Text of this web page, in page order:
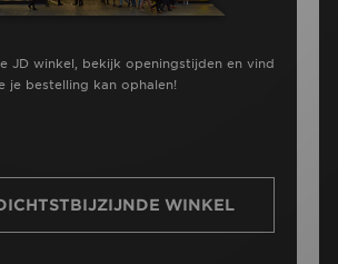
JD winkel, bekijk openingstijden en vind
je bestelling kan ophalen!
WINKEL